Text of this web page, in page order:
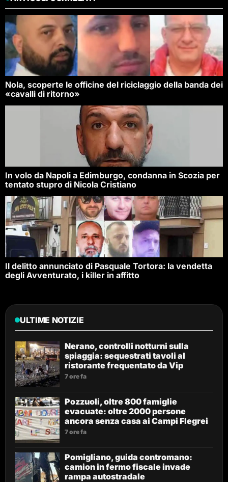
Nola, scoperte le officine del riciclaggio della banda dei
«cavalli di ritorno»
In volo da Napoli a Edimburgo, condanna in Scozia per
tentato stupro di Nicola Cristiano
Il delitto annunciato di Pasquale Tortora: la vendetta
degli Avventurato, i killer in affitto
ULTIME NOTIZIE
Nerano, controlli notturni sulla
spiaggia: sequestrati tavoli al
ristorante frequentato da Vip
7 ore fa
Pozzuoli, oltre 800 famiglie
evacuate: oltre 2000 persone
ancora senza casa ai Campi Flegrei
7 ore fa
Pomigliano, guida contromano:
camion in fermo fiscale invade
rampa autostradale